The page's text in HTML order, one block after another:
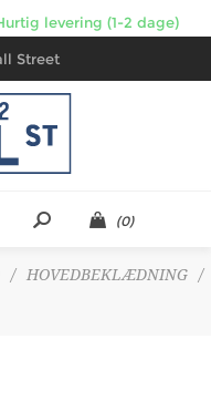
levering (1-2 dage)
Street
(0)
/ HOVEDBEKLÆDNING
/